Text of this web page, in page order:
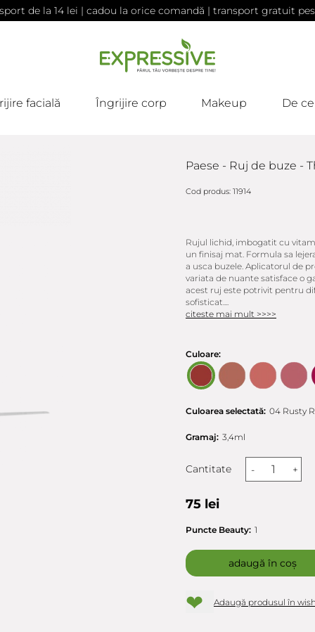
de la 14 lei | cadou la orice comandă | transport gratuit
facială Îngrijire corp Makeup De
Paese - Ruj de buze -
Cod produs: 11914
Rujul lichid, imbogatit cu
un finisaj mat. Formula sa
a usca buzele. Aplicatorul de
variata de nuante satisface o
acest ruj este potrivit pentru
sofisticat....
citeste mai mult >>>>
Culoare:
Culoarea selectată: 04 Rusty
Gramaj: 3,4ml
Cantitate - +
75 lei
Puncte Beauty: 1
adaugă în coș
❤ Adaugă produsul în